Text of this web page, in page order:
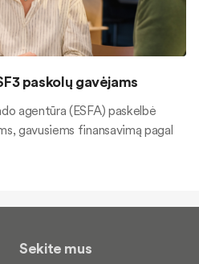
paskolų gavėjams
agentūra (ESFA) paskelbė
gavusiems finansavimą pagal
Sekite mus